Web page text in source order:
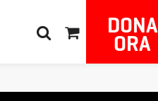
DONA
ORA